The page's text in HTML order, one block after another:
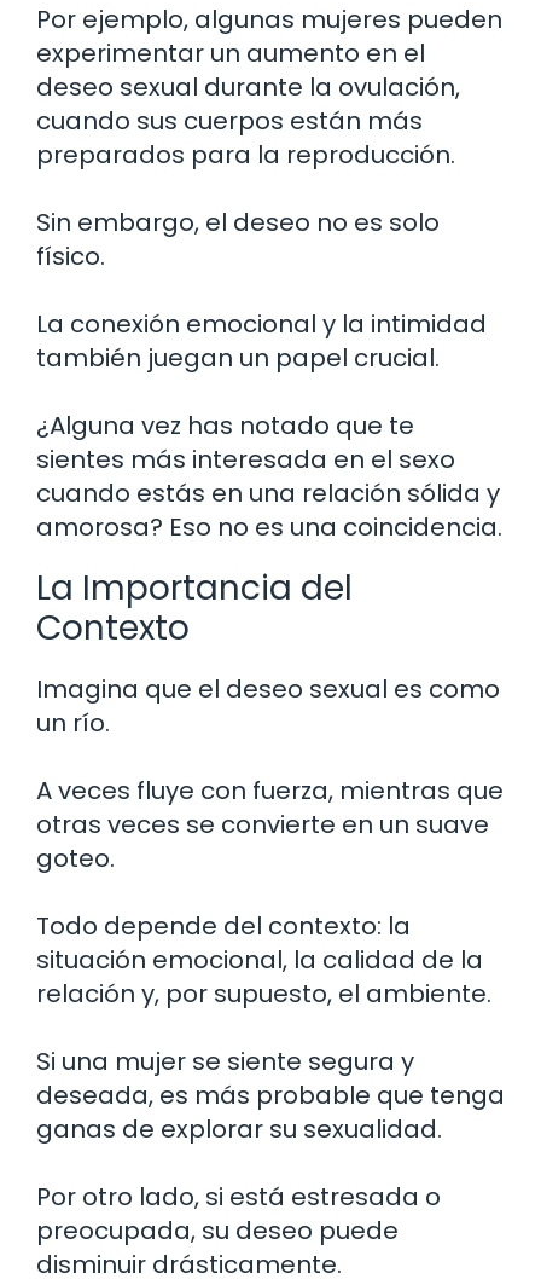
Por ejemplo, algunas mujeres pueden
experimentar un aumento en el
deseo sexual durante la ovulación,
cuando sus cuerpos están más
preparados para la reproducción.
Sin embargo, el deseo no es solo
físico.
La conexión emocional y la intimidad
también juegan un papel crucial.
¿Alguna vez has notado que te
sientes más interesada en el sexo
cuando estás en una relación sólida y
amorosa? Eso no es una coincidencia.
La Importancia del
Contexto
Imagina que el deseo sexual es como
un río.
A veces fluye con fuerza, mientras que
otras veces se convierte en un suave
goteo.
Todo depende del contexto: la
situación emocional, la calidad de la
relación y, por supuesto, el ambiente.
Si una mujer se siente segura y
deseada, es más probable que tenga
ganas de explorar su sexualidad.
Por otro lado, si está estresada o
preocupada, su deseo puede
disminuir drásticamente.